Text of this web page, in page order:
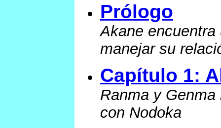
Prólogo
Akane
manejar su
Capítulo 1:
Ranma y
con Nodoka